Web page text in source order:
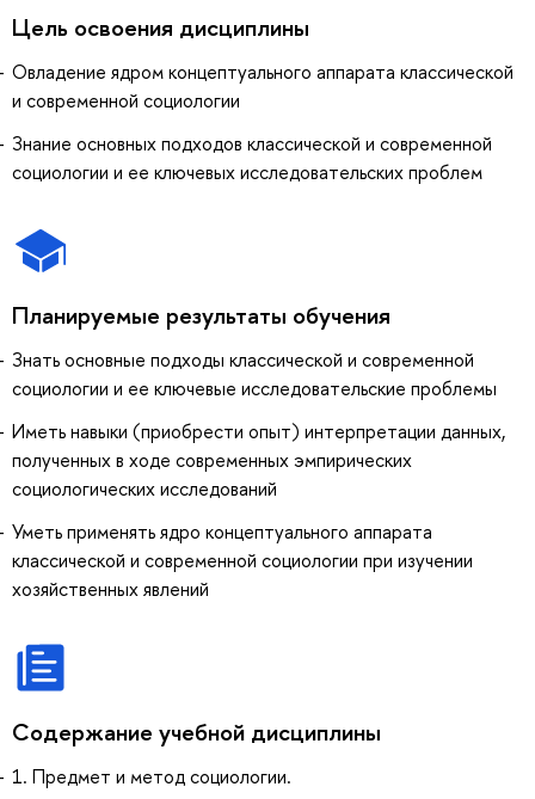
Цель освоения дисциплины
Овладение ядром концептуального аппарата классической
и современной социологии
Знание основных подходов классической и современной
социологии и ее ключевых исследовательских проблем
Планируемые результаты обучения
Знать основные подходы классической и современной
социологии и ее ключевые исследовательские проблемы
Иметь навыки (приобрести опыт) интерпретации данных,
полученных в ходе современных эмпирических
социологических исследований
Уметь применять ядро концептуального аппарата
классической и современной социологии при изучении
хозяйственных явлений
Содержание учебной дисциплины
1. Предмет и метод социологии.